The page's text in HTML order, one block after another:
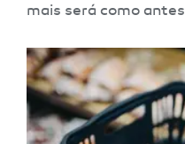
mais será como antes